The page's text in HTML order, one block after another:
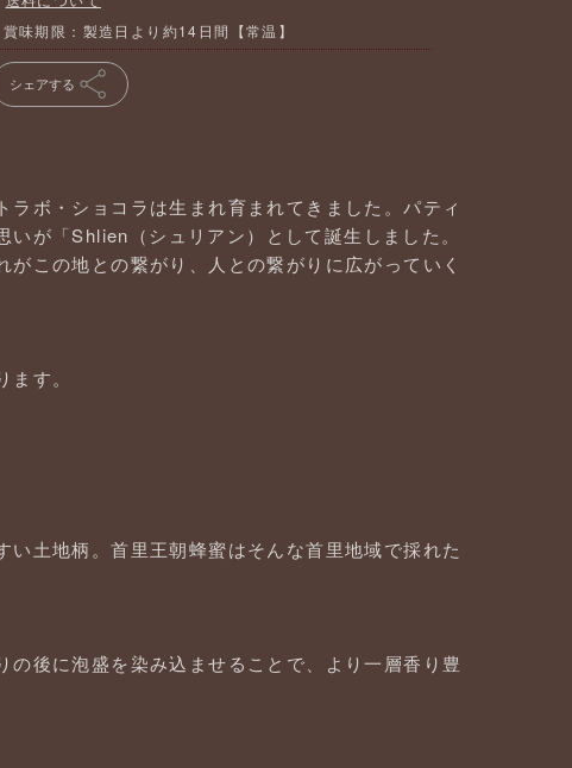
賞味期限：製造日より約14日間【常温】
シェアする
ボ・ショコラは生まれ育まれてきました。パティ
が「Shlien（シュリアン）として誕生しました。
この地との繋がり、人との繋がりに広がっていく
す。
土地柄。首里王朝蜂蜜はそんな首里地域で採れた
後に泡盛を染み込ませることで、より一層香り豊